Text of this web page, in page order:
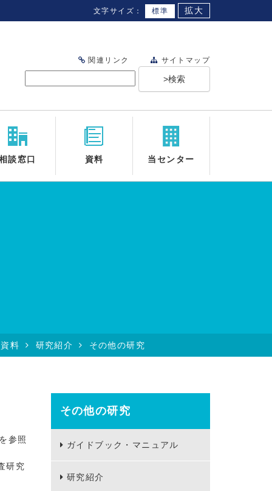
文字サイズ： 標準 拡大
関連リンク サイトマップ
談窓口 資料 当センター
料 研究紹介 その他の研究
参照
研究
その他の研究
ガイドブック・マニュアル
研究紹介